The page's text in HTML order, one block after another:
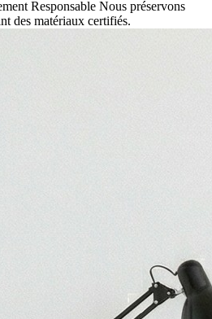
Responsable Nous préservons
des matériaux certifiés.